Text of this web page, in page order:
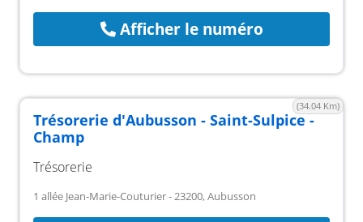
Afficher le numéro
(34.04 Km)
Trésorerie d'Aubusson - Saint-Sulpice -
Champ
Trésorerie
1 allée Jean-Marie-Couturier - 23200, Aubusson